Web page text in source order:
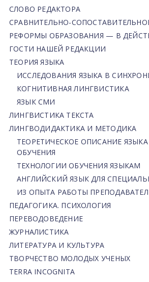
СЛОВО РЕДАКТОРА
СРАВНИТЕЛЬНО-
РЕФОРМЫ ОБРАЗОВАНИЯ — В
ГОСТИ НАШЕЙ РЕДАКЦИИ
ТЕОРИЯ ЯЗЫКА
ИССЛЕДОВАНИЯ ЯЗЫКА В
КОГНИТИВНАЯ ЛИНГВИСТИКА
ЯЗЫК СМИ
ЛИНГВИСТИКА ТЕКСТА
ЛИНГВОДИДАКТИКА И МЕТОДИКА
ТЕОРЕТИЧЕСКОЕ ОПИСАНИЕ
ОБУЧЕНИЯ
ТЕХНОЛОГИИ ОБУЧЕНИЯ ЯЗЫКАМ
АНГЛИЙСКИЙ ЯЗЫК ДЛЯ
ИЗ ОПЫТА РАБОТЫ
ПЕДАГОГИКА. ПСИХОЛОГИЯ
ПЕРЕВОДОВЕДЕНИЕ
ЖУРНАЛИСТИКА
ЛИТЕРАТУРА И КУЛЬТУРА
ТВОРЧЕСТВО МОЛОДЫХ УЧЕНЫХ
TERRA INCOGNITA